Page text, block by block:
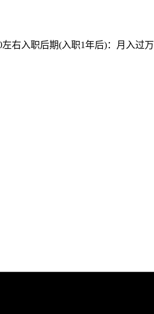
左右入职后期(入职1年后)：月入过万